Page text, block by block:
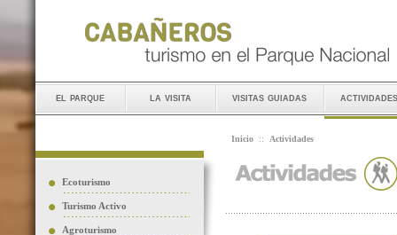
el parque la visita visitas guiadas actividades
Ecoturismo
Turismo Activo
Agroturismo
Inicio :: Actividades